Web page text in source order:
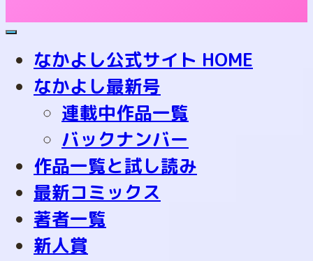
toggle
なかよし公式サイト HOME
なかよし最新号
連載中作品一覧
バックナンバー
作品一覧と試し読み
最新コミックス
著者一覧
新人賞